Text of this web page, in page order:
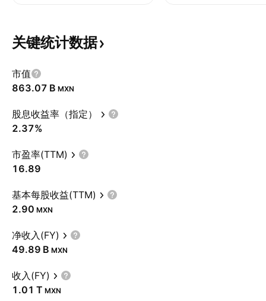
关键统计数据
市值
‪863.07 B‬ MXN
股息收益率（指定）
2.37%
市盈率(TTM)
16.89
基本每股收益(TTM)
2.90 MXN
净收入(FY)
‪49.89 B‬ MXN
收入(FY)
‪1.01 T‬ MXN